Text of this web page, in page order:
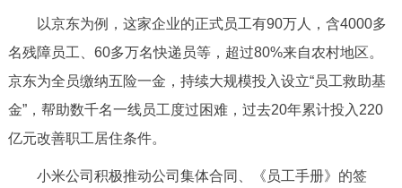
便民服务 利企服务 投资项目
中介服务 阳光政务
以京东为例，这家企业的正式员工有90万人，含4000多
名残障员工、60多万名快递员等，超过80%来自农村地区。
京东为全员缴纳五险一金，持续大规模投入设立“员工救助基
金”，帮助数千名一线员工度过困难，过去20年累计投入220
亿元改善职工居住条件。
小米公司积极推动公司集体合同、《员工手册》的签